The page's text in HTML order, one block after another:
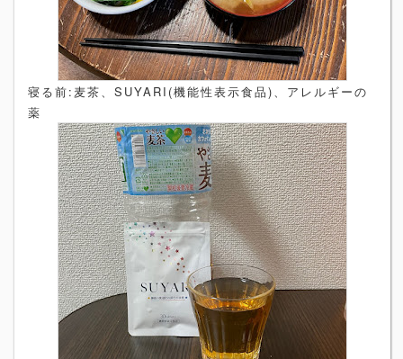
寝る前:麦茶、SUYARI(機能性表示食品)、アレルギーの
薬